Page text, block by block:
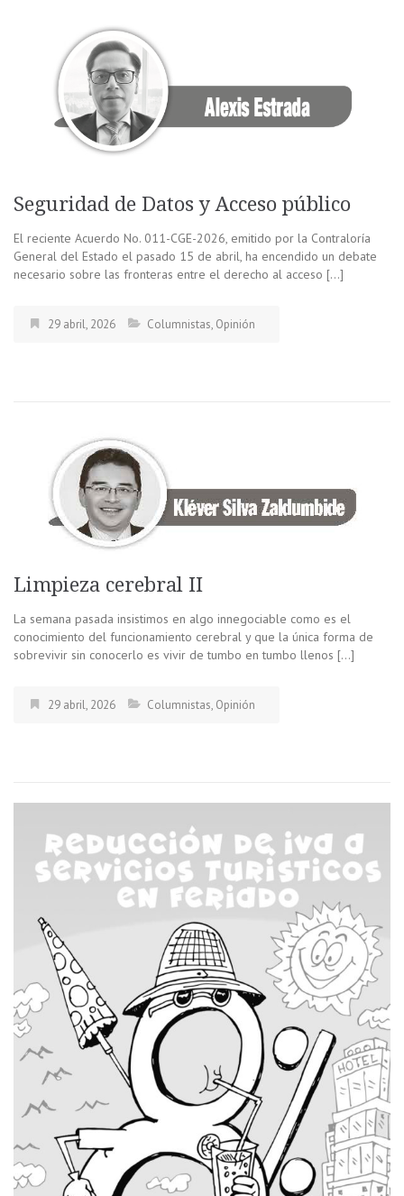
Seguridad de Datos y Acceso público
El reciente Acuerdo No. 011-CGE-2026, emitido por la Contraloría
General del Estado el pasado 15 de abril, ha encendido un debate
necesario sobre las fronteras entre el derecho al acceso […]
29 abril, 2026 Columnistas, Opinión
Limpieza cerebral II
La semana pasada insistimos en algo innegociable como es el
conocimiento del funcionamiento cerebral y que la única forma de
sobrevivir sin conocerlo es vivir de tumbo en tumbo llenos […]
29 abril, 2026 Columnistas, Opinión